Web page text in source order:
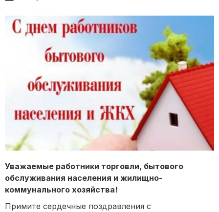
Уважаемые работники торговли, бытового
обслуживания населения и жилищно-
коммунального хозяйства!
Примите сердечные поздравления с